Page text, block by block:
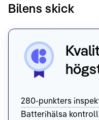
Bilens skick
280-punkters
Batterihälsa